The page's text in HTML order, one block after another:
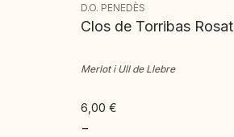
D.O. PENEDÈS
Clos de Torribas Rosat
Merlot i Ull de Llebre
6,00€
−